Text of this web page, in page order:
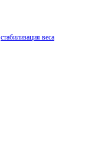
стабилизация веса